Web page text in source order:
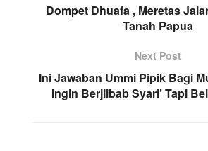
Dompet Dhuafa , Meretas
Tanah Papua
Next Post
Ini Jawaban Ummi Pipik Bagi
Ingin Berjilbab Syari’ Tapi